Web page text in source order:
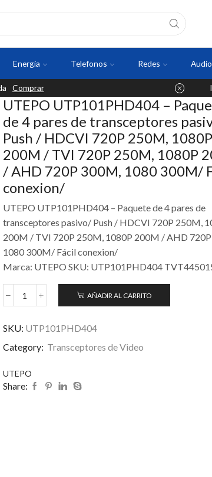
Energia Telefonos Redes Audio
Comprar
UTEPO UTP101PHD404 –
de 4 pares de transceptores
Push / HDCVI 720P 250M, 1080P
200M / TVI 720P 250M, 1080P
/ AHD 720P 300M, 1080 300M/
conexion/
UTEPO UTP101PHD404 – Paquete de 4 pares de
transceptores pasivo/ Push / HDCVI 720P 250M,
200M / TVI 720P 250M, 1080P 200M / AHD
1080 300M/ Fácil conexion/
Marca: UTEPO SKU: UTP101PHD404
AÑADIR AL CARRITO
SKU: UTP101PHD404
Category: Transceptores de Video
UTEPO
Share: